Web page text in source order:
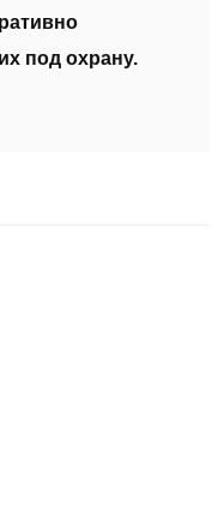
под охрану.